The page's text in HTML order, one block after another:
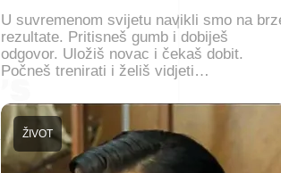
U suvremenom svijetu navikli smo na
rezultate. Pritisneš gumb i dobiješ
odgovor. Uložiš novac i čekaš dobit.
Počneš trenirati i želiš vidjeti…
ŽIVOT